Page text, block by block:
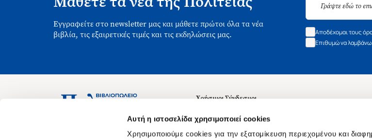
Αυτή η ιστοσελίδα χρησιμοποιεί cookies
Χρησιμοποιούμε cookies για την εξατομίκευση περιεχομένου και
Εγγραφείτε στο newsletter μας και μάθετε πρώτοι όλα τα νέα
βιβλία, τις εξαιρετικές τιμές και τις εκδηλώσεις μας.
Αποδέχομαι τους
Επιθυμώ να
Ασκληπιού 1-3, Αθήνα 106 79
Χρήσιμοι Σύνδεσμοι
Σχετικά με εμάς
Θέσεις Εργασίας